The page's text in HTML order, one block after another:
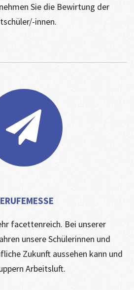
Sie die Bewirtung der
innen.
facettenreich. Bei unserer
unsere Schülerinnen und
Zukunft aussehen kann und
Arbeitsluft.